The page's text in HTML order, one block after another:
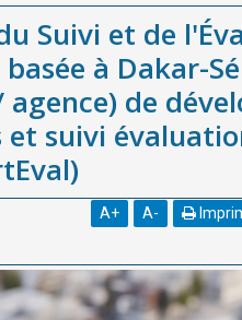
(société basée à
web et mobiles et suivi
Suivi et de
à Dakar-
de
suivi
A+ A-